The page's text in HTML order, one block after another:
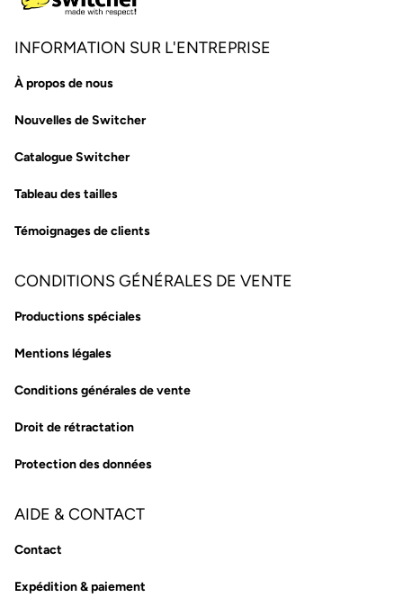
INFORMATION SUR L'ENTREPRISE
À propos de nous
Nouvelles de Switcher
Catalogue Switcher
Tableau des tailles
Témoignages de clients
CONDITIONS GÉNÉRALES DE VENTE
Productions spéciales
Mentions légales
Conditions générales de vente
Droit de rétractation
Protection des données
AIDE & CONTACT
Contact
Expédition & paiement